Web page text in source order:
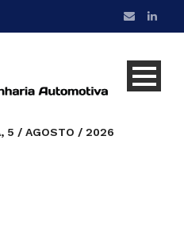
5 / AGOSTO / 2026